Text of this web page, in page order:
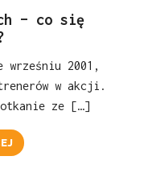
– co się
wrześniu 2001,
w akcji.
ze […]